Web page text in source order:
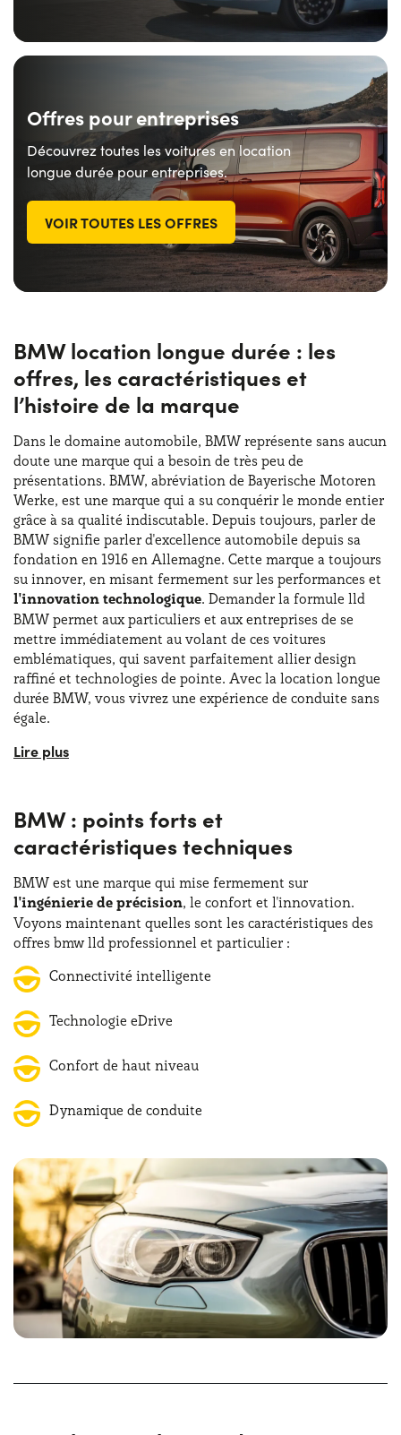
Offres pour entreprises
Découvrez toutes les voitures en location
longue durée pour entreprises.
VOIR TOUTES LES OFFRES
BMW location longue durée : les
offres, les caractéristiques et
l’histoire de la marque
Dans le domaine automobile, BMW représente sans aucun
doute une marque qui a besoin de très peu de
présentations. BMW, abréviation de Bayerische Motoren
Werke, est une marque qui a su conquérir le monde entier
grâce à sa qualité indiscutable. Depuis toujours, parler de
BMW signifie parler d'excellence automobile depuis sa
fondation en 1916 en Allemagne. Cette marque a toujours
su innover, en misant fermement sur les performances et
l'innovation technologique. Demander la formule lld
BMW permet aux particuliers et aux entreprises de se
mettre immédiatement au volant de ces voitures
emblématiques, qui savent parfaitement allier design
raffiné et technologies de pointe. Avec la location longue
durée BMW, vous vivrez une expérience de conduite sans
égale.
Avec la formule BMW leasing sans apport, les particuliers
les services liés à lagestion du véhicule
le monde peut compter sur les offres BMW lld
etprofessionnelpour résoudre chaque problème de
mobilité de manière flexible, tout en réalisant des
économies par rapport à l'achat d'une voiture neuve.
D'ailleurs, aux côtés d'Audi et de Mercedes, BMW
représente certainement l'une des marques allemandes les
plus célèbres et appréciées à l'échelle mondiale. De plus,
pour certifier son attention à la durabilité, la marque
allemande a récemment présenté la marque BMW-i
dédiée à la mobilité électrique. En somme, BMW est
l'emblème du luxe, mais aussi de la personnalité et du
confort dans le secteur automobile.
BMW : points forts et
caractéristiques techniques
BMW est une marque qui mise fermement sur
l'ingénierie de précision, le confort et l'innovation.
Voyons maintenant quelles sont les caractéristiques des
offres bmw lld professionnel et particulier :
Connectivité intelligente
Technologie eDrive
Confort de haut niveau
Dynamique de conduite